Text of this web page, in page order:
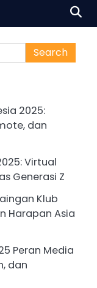
2025:
dan
Virtual
Generasi Z
Klub
Harapan Asia
Peran Media
dan